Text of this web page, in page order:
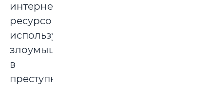
интернет-
ресурсов,
используемых
злоумышленниками
в
преступных